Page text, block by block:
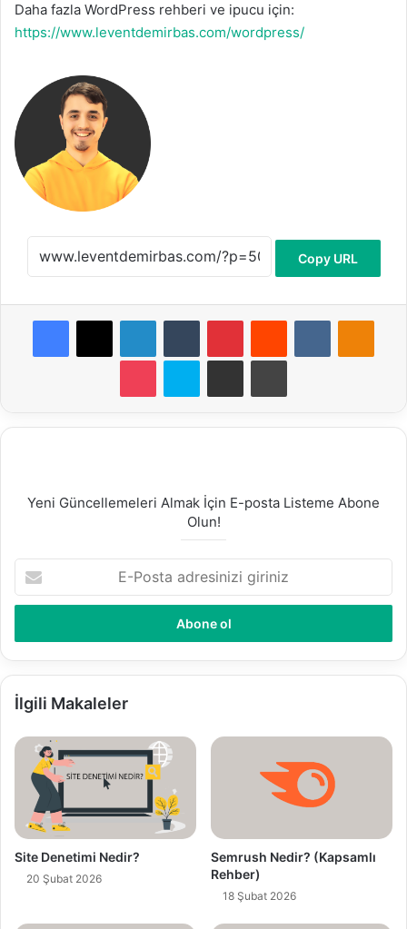
Daha fazla WordPress rehberi ve ipucu için:
https://www.leventdemirbas.com/wordpress/
Copy URL
Yeni Güncellemeleri Almak İçin E-posta Listeme Abone
Olun!
P
s
t
a
r
i
z
İlgili Makaleler
Site Denetimi Nedir?
20 Şubat 2026
Semrush Nedir? (Kapsamlı
Rehber)
18 Şubat 2026